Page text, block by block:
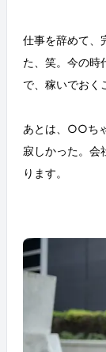
仕事を辞めて、
た、笑。今の時
で、稼いでおく
あとは、○○ち
寂しかった。会
ります。